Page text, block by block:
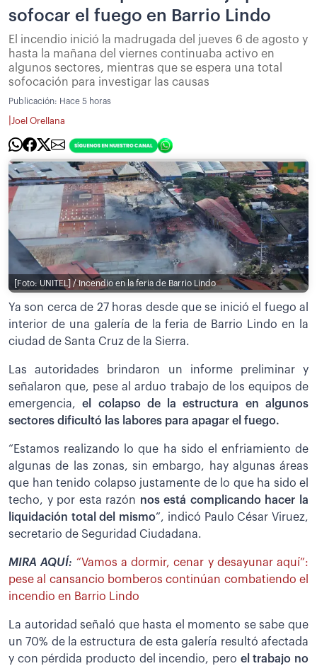
sofocar el fuego en Barrio Lindo
El incendio inició la madrugada del jueves 6 de agosto y
hasta la mañana del viernes continuaba activo en
algunos sectores, mientras que se espera una total
sofocación para investigar las causas
Publicación: Hace 5 horas
Joel Orellana
[Foto: UNITEL] / Incendio en la feria de Barrio Lindo
Ya son cerca de 27 horas desde que se inició el fuego al
interior de una galería de la feria de Barrio Lindo en la
ciudad de Santa Cruz de la Sierra.
Las autoridades brindaron un informe preliminar y
señalaron que, pese al arduo trabajo de los equipos de
emergencia,el colapso de la estructura en algunos
sectores dificultó las labores para apagar el fuego.
“Estamos realizando lo que ha sido el enfriamiento de
algunas de las zonas, sin embargo, hay algunas áreas
que han tenido colapso justamente de lo que ha sido el
techo, y por esta razón nos está complicando hacer la
liquidación total del mismo”, indicó Paulo César Viruez,
secretario de Seguridad Ciudadana.
MIRA AQUÍ: “Vamos a dormir, cenar y desayunar aquí”:
pese al cansancio bomberos continúan combatiendo el
incendio en Barrio Lindo
La autoridad señaló que hasta el momento se sabe que
un 70% de la estructura de esta galería resultó afectada
y con pérdida producto del incendio, pero el trabajo no